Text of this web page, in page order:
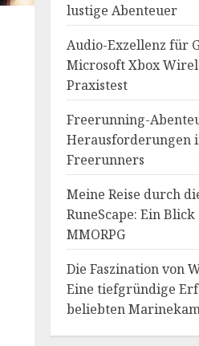
lustige Abenteuer
Audio-Exzellenz für
Microsoft Xbox
Praxistest
Freerunning-
Herausforderungen
Freerunners
Meine Reise durch
RuneScape: Ein
MMORPG
Die Faszination von
Eine tiefgründige
beliebten